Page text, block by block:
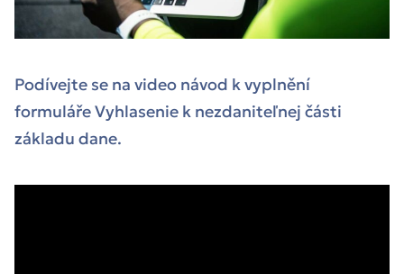
Podívejte se na video návod k vyplnění
formuláře Vyhlasenie k nezdaniteľnej části
základu dane.